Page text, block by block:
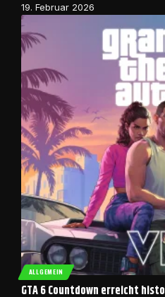
19. Februar 2026
ALLGEMEIN
GTA 6 Countdown erreicht